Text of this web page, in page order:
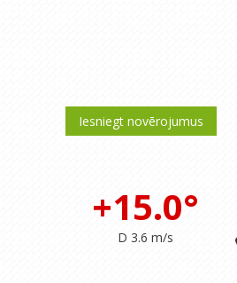
Iesniegt novērojumus
+15.0°
D 3.6 m/s